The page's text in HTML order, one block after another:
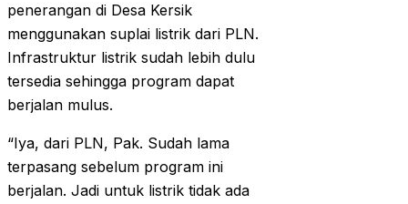
penerangan di Desa Kersik
menggunakan suplai listrik dari PLN.
Infrastruktur listrik sudah lebih dulu
tersedia sehingga program dapat
berjalan mulus.
“Iya, dari PLN, Pak. Sudah lama
terpasang sebelum program ini
berjalan. Jadi untuk listrik tidak ada